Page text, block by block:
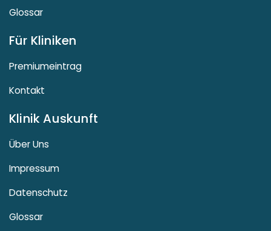
Glossar
Für Kliniken
Premiumeintrag
Kontakt
Klinik Auskunft
Über Uns
Impressum
Datenschutz
Glossar